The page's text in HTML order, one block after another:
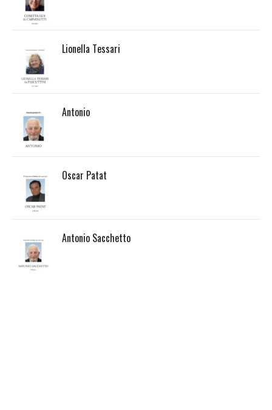
Lionella Tessari
Antonio
Oscar Patat
Antonio Sacchetto